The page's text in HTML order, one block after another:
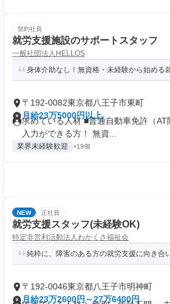
契約社員
就労支援施設のサポートスタッフ
一般社団法人HELLOS
身体介助なし！無資格・未経験から始める
〒192-0082東京都八王子市東町
月給23万5000円以上
求めている人材 ■普通自動車免許（
入力ができる方！ 無資...
業界未経験歓迎 +19個
NEW 正社員
就労支援スタッフ(未経験OK)
特定非営利活動法人わかくさ福祉会
純粋に、障害のある方の就労支援に向き合
〒192-0046東京都八王子市明神町
月給23万2600円～27万6400円